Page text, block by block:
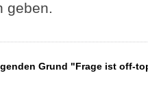
geben.
Grund "Frage ist off-